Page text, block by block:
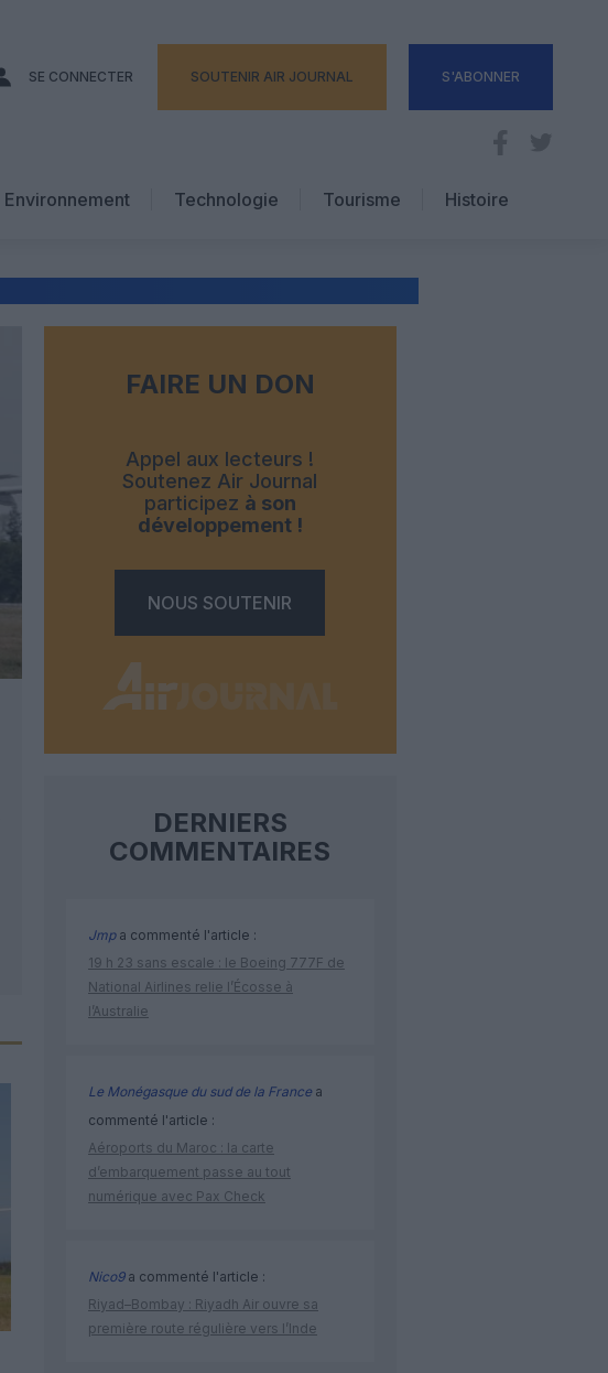
SE CONNECTER SOUTENIR AIR JOURNAL S'ABONNER
Environnement Technologie
Tourisme
Hôtellerie
Histoire
FAIRE UN DON
Appel aux lecteurs !
Soutenez Air Journal
participez à son
développement !
NOUS SOUTENIR
DERNIERS
COMMENTAIRES
Jmpa commenté l'article :
19 h 23 sans escale : le Boeing 777F de
National Airlines relie l’Écosse à
l’Australie
Le Monégasque du sud de la Francea
commenté l'article :
Aéroports du Maroc : la carte
d’embarquement passe au tout
numérique avec Pax Check
Nico9a commenté l'article :
Riyad–Bombay : Riyadh Air ouvre sa
première route régulière vers l’Inde